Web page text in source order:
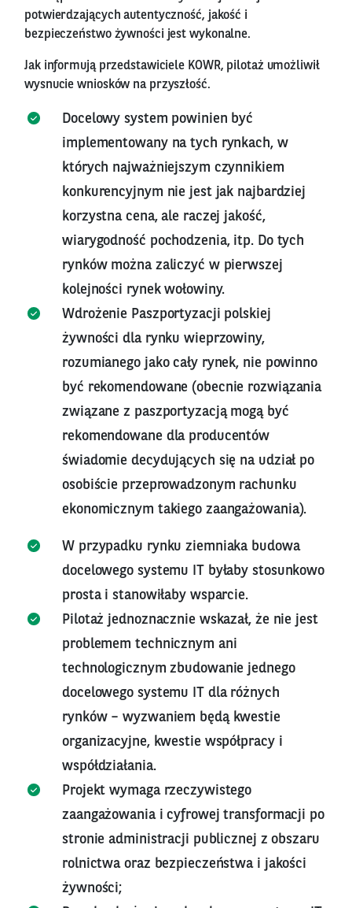
potwierdzających autentyczność, jakość i
bezpieczeństwo żywności jest wykonalne.
Jak informują przedstawiciele KOWR, pilotaż umożliwił
wysnucie wniosków na przyszłość.
Docelowy system powinien być
implementowany na tych rynkach, w
których najważniejszym czynnikiem
konkurencyjnym nie jest jak najbardziej
korzystna cena, ale raczej jakość,
wiarygodność pochodzenia, itp. Do tych
rynków można zaliczyć w pierwszej
kolejności rynek wołowiny.
Wdrożenie Paszportyzacji polskiej
żywności dla rynku wieprzowiny,
rozumianego jako cały rynek, nie powinno
być rekomendowane (obecnie rozwiązania
związane z paszportyzacją mogą być
rekomendowane dla producentów
świadomie decydujących się na udział po
osobiście przeprowadzonym rachunku
ekonomicznym takiego zaangażowania).
W przypadku rynku ziemniaka budowa
docelowego systemu IT byłaby stosunkowo
prosta i stanowiłaby wsparcie.
Pilotaż jednoznacznie wskazał, że nie jest
problemem technicznym ani
technologicznym zbudowanie jednego
docelowego systemu IT dla różnych
rynków – wyzwaniem będą kwestie
organizacyjne, kwestie współpracy i
współdziałania.
Projekt wymaga rzeczywistego
zaangażowania i cyfrowej transformacji po
stronie administracji publicznej z obszaru
rolnictwa oraz bezpieczeństwa i jakości
żywności;